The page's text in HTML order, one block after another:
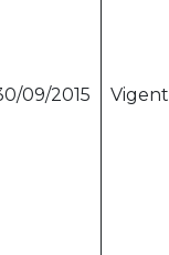
09/2015